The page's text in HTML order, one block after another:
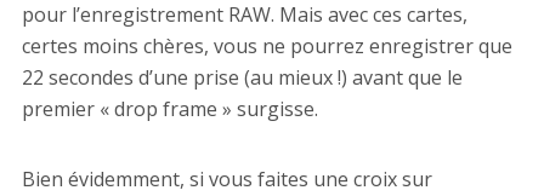
pour l’enregistrement RAW. Mais avec ces cartes,
certes moins chères, vous ne pourrez enregistrer que
22 secondes d’une prise (au mieux !) avant que le
premier « drop frame » surgisse.
Bien évidemment, si vous faites une croix sur